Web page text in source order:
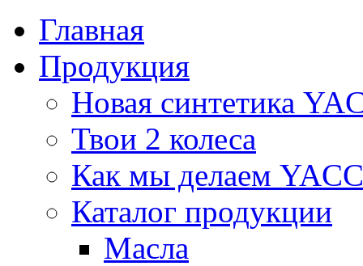
Главная
Продукция
Новая синтетика
Твои 2 колеса
Как мы делаем
Каталог продукции
Масла